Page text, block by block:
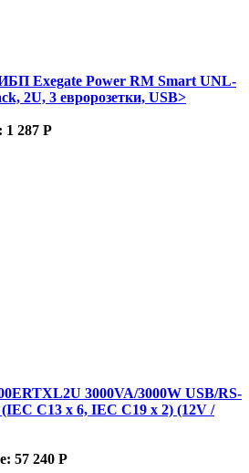
Exegate Power RM Smart UNL-
2U, 3 евророзетки, USB>
1 287 Р
3000VA/3000W USB/RS-
C13 x 6, IEC C19 x 2) (12V /
57 240 Р